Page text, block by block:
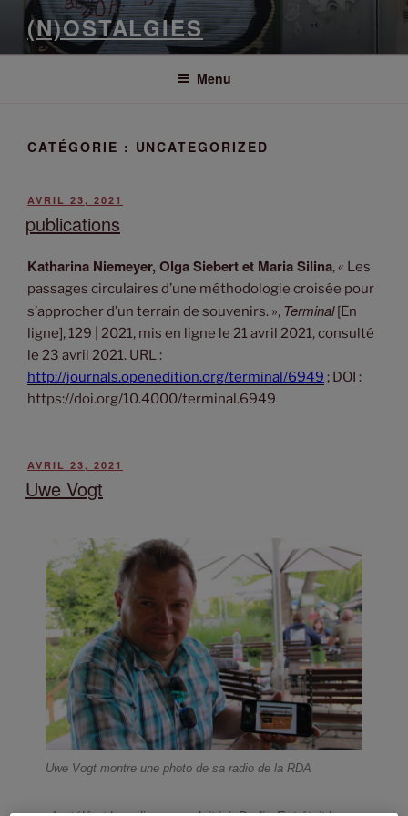
(N)OSTALGIES
Menu
CATÉGORIE : UNCATEGORIZED
AVRIL 23, 2021
publications
Katharina Niemeyer, Olga Siebert et Maria Silina, « Les
passages circulaires d’une méthodologie croisée pour
s’approcher d’un terrain de souvenirs. », Terminal[En
ligne], 129 | 2021, mis en ligne le 21 avril 2021, consulté
le 23 avril 2021. URL :
http://journals.openedition.org/terminal/6949 ; DOI :
https://doi.org/10.4000/terminal.6949
AVRIL 23, 2021
Uwe Vogt
Uwe Vogt montre une photo de sa radio de la RDA